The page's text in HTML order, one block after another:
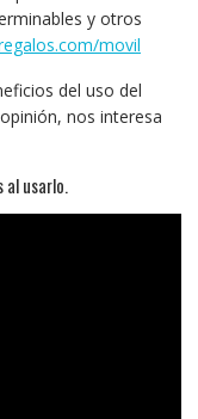
y otros
movil
del uso del
nos interesa
al usarlo.